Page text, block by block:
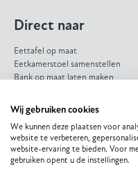
Direct naar
Eettafel op maat
Eetkamerstoel samenstellen
Bank op maat laten maken
Dekton eettafel
Eiken eettafel
Eetkamerbank op maat
Collectie
Wij gebruiken cookies
We kunnen deze plaatsen voor
website te verbeteren,
website-ervaring te bieden. Voor
gebruiken opent u de instellingen.